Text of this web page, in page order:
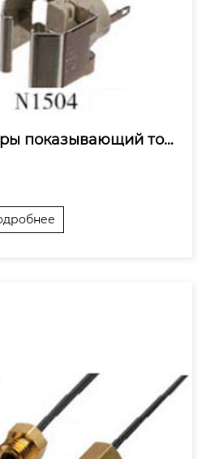
показывающий точ
за цифрой ?точ